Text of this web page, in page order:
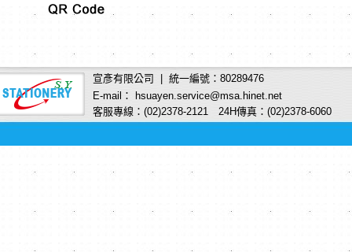
宣彥有限公司 | 統一編號：80289476
E-mail： hsuayen.service@msa.hinet.net
客服專線：(02)2378-2121 24H傳真：(02)2378-6060